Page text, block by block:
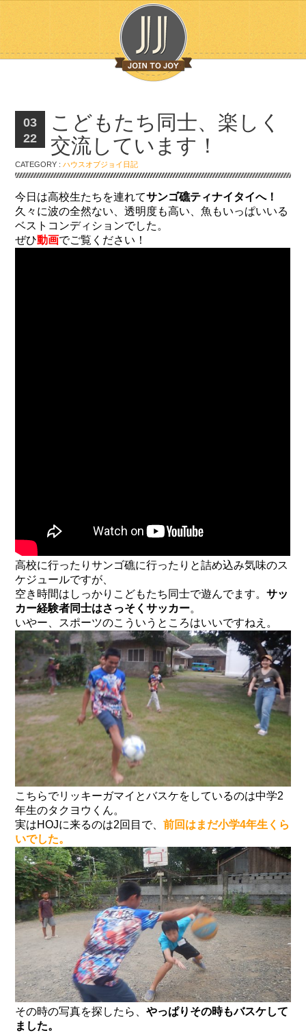
03
22
こどもたち同士、楽しく
交流しています！
CATEGORY :ハウスオブジョイ日記
今日は高校生たちを連れてサンゴ礁ティナイタイへ！
久々に波の全然ない、透明度も高い、魚もいっぱいいる
ベストコンディションでした。
ぜひ動画でご覧ください！
高校に行ったりサンゴ礁に行ったりと詰め込み気味のス
ケジュールですが、
空き時間はしっかりこどもたち同士で遊んでます。サッ
カー経験者同士はさっそくサッカー。
いやー、スポーツのこういうところはいいですねえ。
こちらでリッキーガマイとバスケをしているのは中学2
年生のタクヨウくん。
実はHOJに来るのは2回目で、前回はまだ小学4年生くら
いでした。
その時の写真を探したら、やっぱりその時もバスケして
ました。